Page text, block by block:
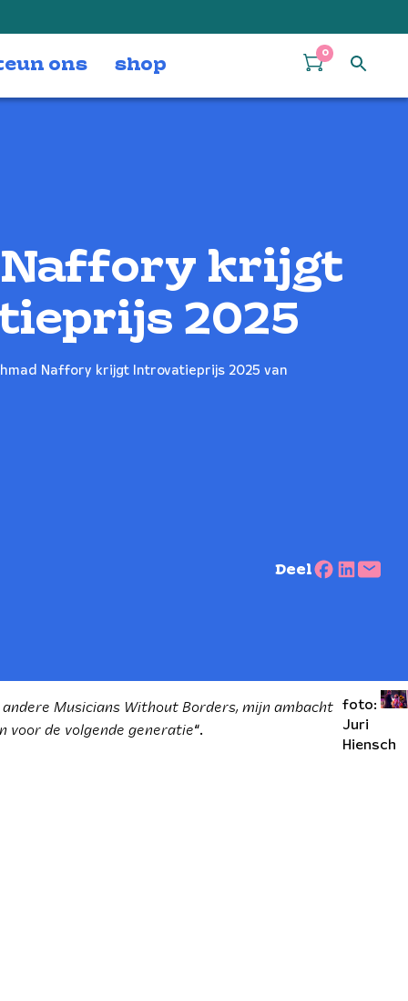
ons shop
0
Naffory krijgt
2025
Naffory krijgt Introvatieprijs 2025 van
Deel
Musicians Without Borders, mijn ambacht
voor de volgende generatie“.
foto:
Juri
Hiensch